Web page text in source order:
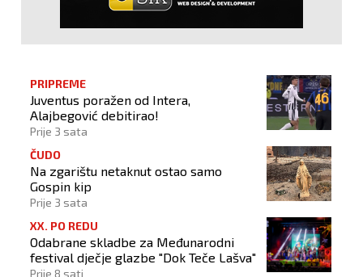
PRIPREME
Juventus poražen od Intera,
Alajbegović debitirao!
Prije 3 sata
ČUDO
Na zgarištu netaknut ostao samo
Gospin kip
Prije 3 sata
XX. PO REDU
Odabrane skladbe za Međunarodni
festival dječje glazbe "Dok Teče Lašva"
Prije 8 sati